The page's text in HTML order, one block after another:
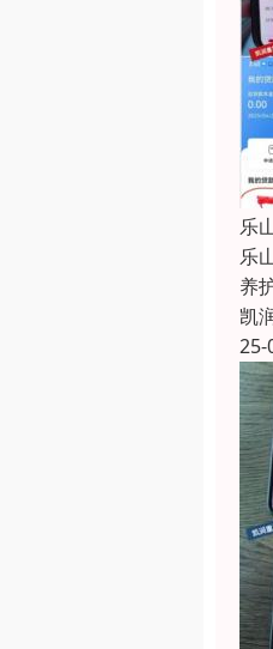
乐
乐
养
凯
25-